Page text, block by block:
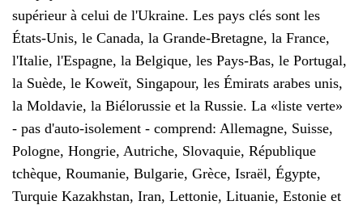
supérieur à celui de l'Ukraine. Les pays clés sont les
États-Unis, le Canada, la Grande-Bretagne, la France,
l'Italie, l'Espagne, la Belgique, les Pays-Bas, le Portugal,
la Suède, le Koweït, Singapour, les Émirats arabes unis,
la Moldavie, la Biélorussie et la Russie. La «liste verte»
- pas d'auto-isolement - comprend: Allemagne, Suisse,
Pologne, Hongrie, Autriche, Slovaquie, République
tchèque, Roumanie, Bulgarie, Grèce, Israël, Égypte,
Turquie Kazakhstan, Iran, Lettonie, Lituanie, Estonie et